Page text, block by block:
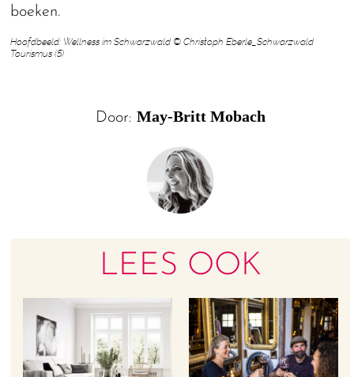
boeken.
Hoofdbeeld: Wellness im Schwarzwald © Christoph Eberle_Schwarzwald
Tourismus (5)
Door: May-Britt Mobach
LEES OOK